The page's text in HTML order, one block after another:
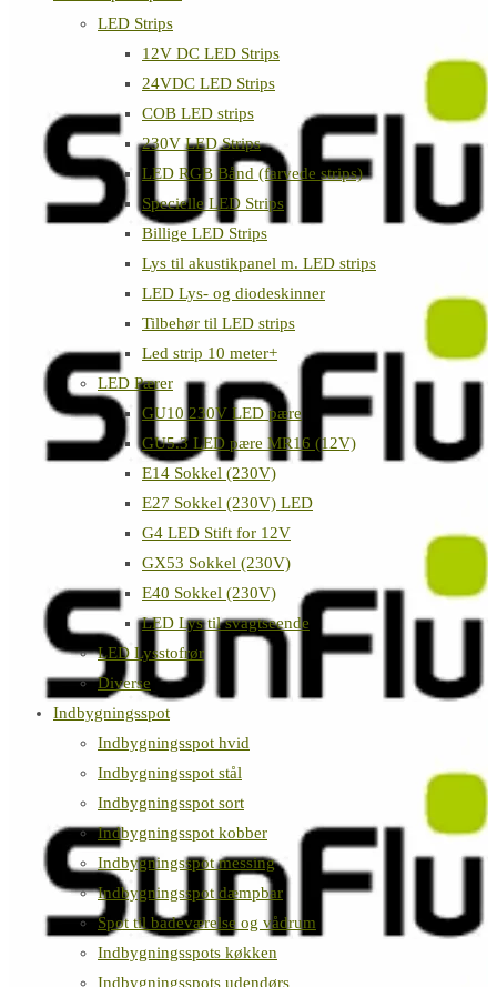
LED Strips
12V DC LED Strips
24VDC LED Strips
COB LED strips
230V LED Strips
LED RGB Bånd (farvede strips)
Specielle LED Strips
Billige LED Strips
Lys til akustikpanel m. LED strips
LED Lys- og diodeskinner
Tilbehør til LED strips
Led strip 10 meter+
LED Pærer
GU10 230V LED pære
GU5.3 LED pære MR16 (12V)
E14 Sokkel (230V)
E27 Sokkel (230V) LED
G4 LED Stift for 12V
GX53 Sokkel (230V)
E40 Sokkel (230V)
LED Lys til svagtseende
LED Lysstofrør
Diverse
Indbygningsspot
Indbygningsspot hvid
Indbygningsspot stål
Indbygningsspot sort
Indbygningsspot kobber
Indbygningsspot messing
Indbygningsspot dæmpbar
Spot til badeværelse og vådrum
Indbygningsspots køkken
Indbygningsspots udendørs